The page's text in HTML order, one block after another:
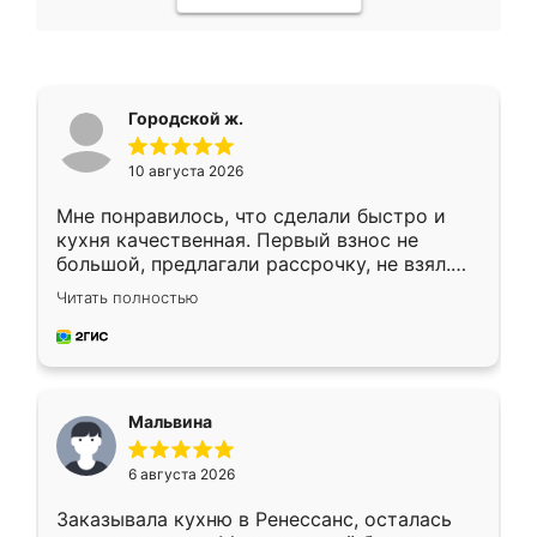
Городской ж.
10 августа 2026
Мне понравилось, что сделали быстро и
кухня качественная. Первый взнос не
большой, предлагали рассрочку, не взял.
Ждал меньше месяца, сборщик с прямыми
руками. По цене вышло адекватно.
Рекомендую!
Читать полностью
Мальвина
6 августа 2026
Заказывала кухню в Ренессанс, осталась